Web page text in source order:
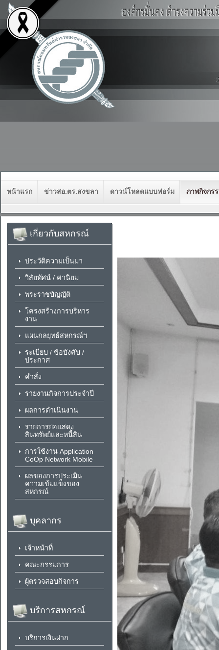
หน้าแรก ข่าวสอ.ตร.สงขลา ดาวน์โหลดแบบฟอร์ม ภาพกิจกร
เกี่ยวกับสหกรณ์
ประวัติความเป็นมา
วิสัยทัศน์ / ค่านิยม
พระราชบัญญัติ
โครงสร้างการบริหาร
งาน
แผนกลยุทธ์สหกรณ์ฯ
ระเบียบ / ข้อบังคับ /
ประกาศ
คำสั่ง
รายงานกิจการประจำปี
ผลการดำเนินงาน
รายการย่อแสดง
สินทรัพย์และหนี้สิน
การใช้งาน Application
CoOp Network Mobile
ผลของการประเมิน
ความเข้มแข็งของ
สหกรณ์
บุคลากร
เจ้าหน้าที่
คณะกรรมการ
ผู้ตรวจสอบกิจการ
บริการสหกรณ์
บริการเงินฝาก